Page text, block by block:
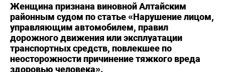
Женщина признана виновной Алтайским
районным судом по статье «Нарушение лицом,
управляющим автомобилем, правил
дорожного движения или эксплуатации
транспортных средств, повлекшее по
неосторожности причинение тяжкого вреда
здоровью человека».